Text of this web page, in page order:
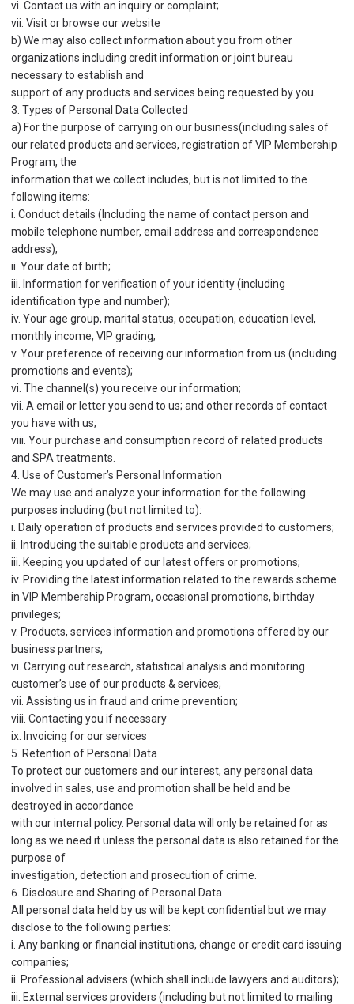
vi. Contact us with an inquiry or complaint;
vii. Visit or browse our website
b) We may also collect information about you from other
organizations including credit information or joint bureau
necessary to establish and
support of any products and services being requested by you.
3. Types of Personal Data Collected
a) For the purpose of carrying on our business(including sales of
our related products and services, registration of VIP Membership
Program, the
information that we collect includes, but is not limited to the
following items:
i. Conduct details (Including the name of contact person and
mobile telephone number, email address and correspondence
address);
ii. Your date of birth;
iii. Information for verification of your identity (including
identification type and number);
iv. Your age group, marital status, occupation, education level,
monthly income, VIP grading;
v. Your preference of receiving our information from us (including
promotions and events);
vi. The channel(s) you receive our information;
vii. A email or letter you send to us; and other records of contact
you have with us;
viii. Your purchase and consumption record of related products
and SPA treatments.
4. Use of Customer’s Personal Information
We may use and analyze your information for the following
purposes including (but not limited to):
i. Daily operation of products and services provided to customers;
ii. Introducing the suitable products and services;
iii. Keeping you updated of our latest offers or promotions;
iv. Providing the latest information related to the rewards scheme
in VIP Membership Program, occasional promotions, birthday
privileges;
v. Products, services information and promotions offered by our
business partners;
vi. Carrying out research, statistical analysis and monitoring
customer’s use of our products & services;
vii. Assisting us in fraud and crime prevention;
viii. Contacting you if necessary
ix. Invoicing for our services
5. Retention of Personal Data
To protect our customers and our interest, any personal data
involved in sales, use and promotion shall be held and be
destroyed in accordance
with our internal policy. Personal data will only be retained for as
long as we need it unless the personal data is also retained for the
purpose of
investigation, detection and prosecution of crime.
6. Disclosure and Sharing of Personal Data
All personal data held by us will be kept confidential but we may
disclose to the following parties:
i. Any banking or financial institutions, change or credit card issuing
companies;
ii. Professional advisers (which shall include lawyers and auditors);
iii. External services providers (including but not limited to mailing